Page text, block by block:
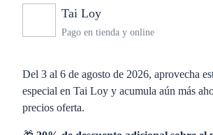
Tai Loy
Pago en tienda y online
Del 3 al 6 de agosto de 2026, aprovecha
especial en Tai Loy y acumula aún más
precios oferta.